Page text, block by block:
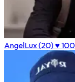
AngelLux (20)♥